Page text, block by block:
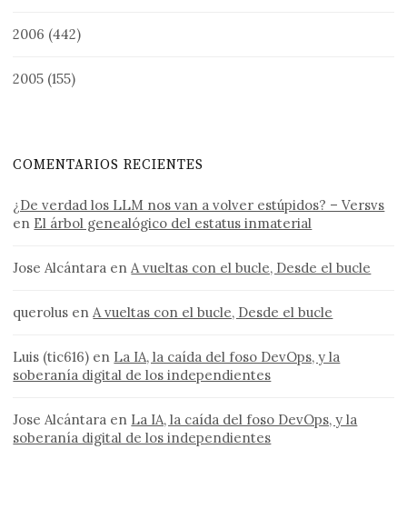
2006 (442)
2005 (155)
COMENTARIOS RECIENTES
¿De verdad los LLM nos van a volver estúpidos? – Versvs
en El árbol genealógico del estatus inmaterial
Jose Alcántara enA vueltas con el bucle, Desde el bucle
querolus enA vueltas con el bucle, Desde el bucle
Luis (tic616) en La IA, la caída del foso DevOps, y la
soberanía digital de los independientes
Jose Alcántara en La IA, la caída del foso DevOps, y la
soberanía digital de los independientes